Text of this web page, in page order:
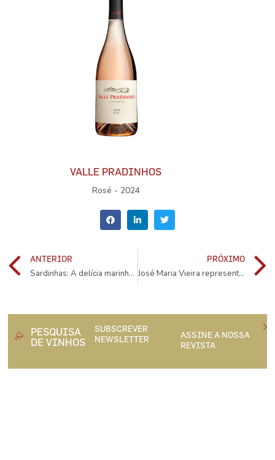
VALLE PRADINHOS
Rosé - 2024
ANTERIOR
Sardinhas: A delícia marinha mais popular
PRÓXIMO
José Maria Vieira representa a Boann Distillery
PESQUISA
DE VINHOS
SUBSCREVER
NEWSLETTER
ASSINE A NOSSA
REVISTA